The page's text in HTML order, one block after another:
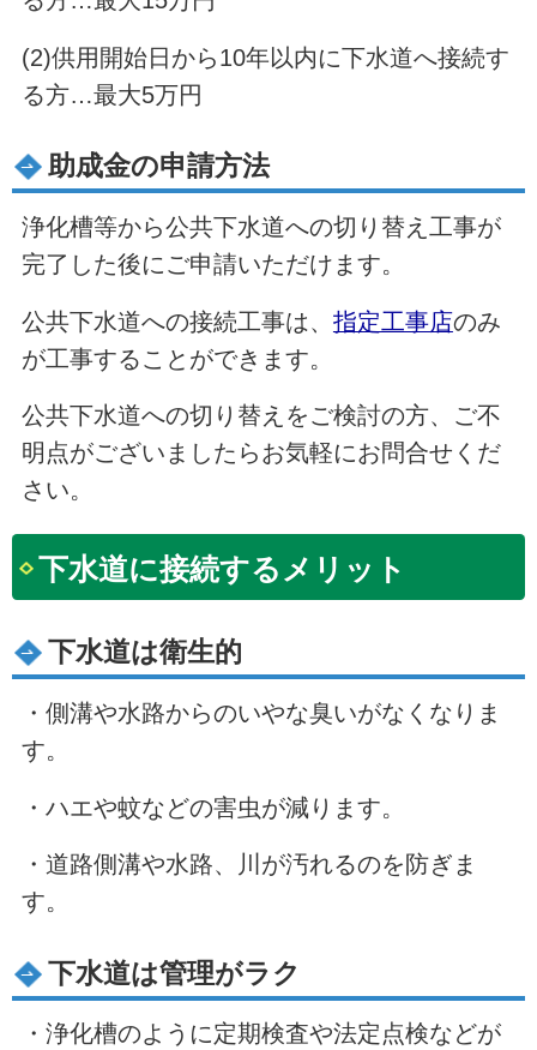
(2)供用開始日から10年以内に下水道へ接続す
る方…最大5万円
助成金の申請方法
浄化槽等から公共下水道への切り替え工事が
完了した後にご申請いただけます。
公共下水道への接続工事は、 指定工事店のみ
が工事することができます。
公共下水道への切り替えをご検討の方、ご不
明点がございましたらお気軽にお問合せくだ
さい。
下水道に接続するメリット
下水道は衛生的
・側溝や水路からのいやな臭いがなくなりま
す。
・ハエや蚊などの害虫が減ります。
・道路側溝や水路、川が汚れるのを防ぎま
す。
下水道は管理がラク
・浄化槽のように定期検査や法定点検などが